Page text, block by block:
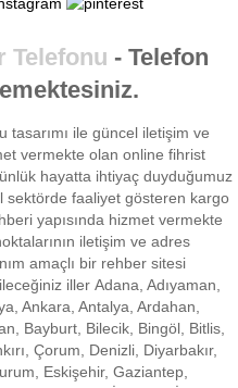
Telefonu - Telefon
tasarımı ile güncel iletişim ve
vermekte olan online fihrist
hayatta ihtiyaç duyduğumuz
sektörde faaliyet gösteren kargo
yapısında hizmet vermekte
iletişim ve adres
amaçlı bir rehber sitesi
iller Adana, Adıyaman,
Ankara, Antalya, Ardahan,
Bayburt, Bilecik, Bingöl, Bitlis,
Çorum, Denizli, Diyarbakır,
Eskişehir, Gaziantep,